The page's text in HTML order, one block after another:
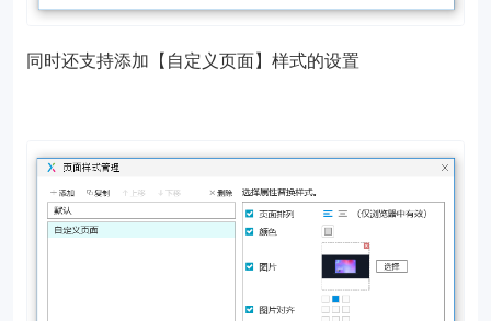
同时还支持添加【自定义页面】样式的设置